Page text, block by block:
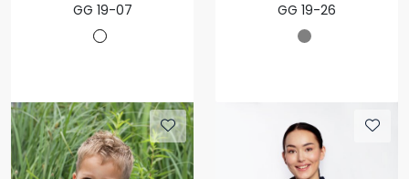
GG 19-07 GG 19-26